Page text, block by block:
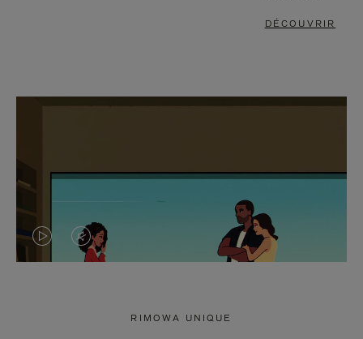
DÉCOUVRIR
LA LE
RIMOWA UNIQUE